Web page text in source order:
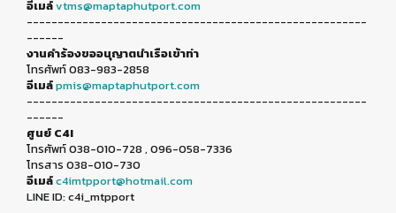
อีเมล์vtms@maptaphutport.com
-------------------------------------------------------
------
งานคำร้องขออนุญาตนำเรือเข้าท่า
โทรศัพท์ 083-983-2858
อีเมล์pmis@maptaphutport.com
-------------------------------------------------------
------
ศูนย์ C4I
โทรศัพท์ 038-010-728 , 096-058-7336
โทรสาร 038-010-730
อีเมล์c4imtpport@hotmail.com
LINE ID: c4i_mtpport